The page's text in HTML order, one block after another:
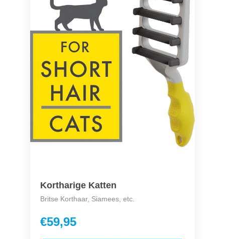
Kortharige Katten
Britse Korthaar, Siamees, etc.
€59,95